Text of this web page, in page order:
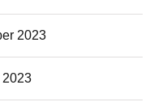
2023
2023